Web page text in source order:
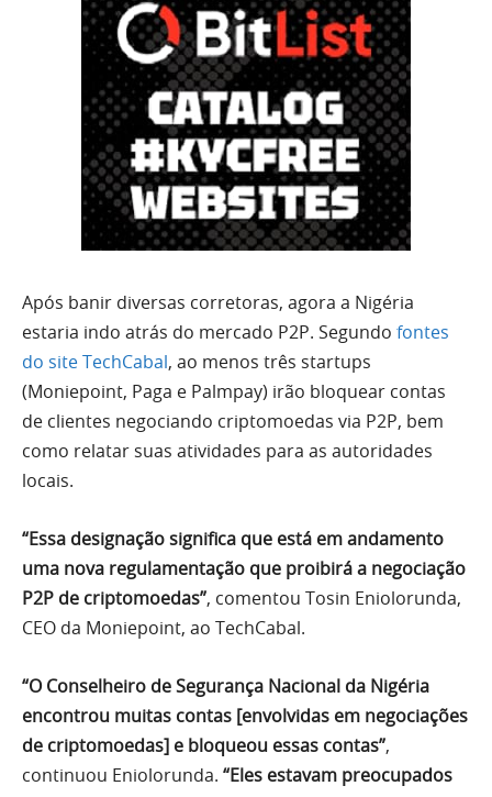
Após banir diversas corretoras, agora a Nigéria
estaria indo atrás do mercado P2P. Segundo fontes
do site TechCabal, ao menos três startups
(Moniepoint, Paga e Palmpay) irão bloquear contas
de clientes negociando criptomoedas via P2P, bem
como relatar suas atividades para as autoridades
locais.
“Essa designação significa que está em andamento
uma nova regulamentação que proibirá a negociação
P2P de criptomoedas”, comentou Tosin Eniolorunda,
CEO da Moniepoint, ao TechCabal.
“O Conselheiro de Segurança Nacional da Nigéria
encontrou muitas contas [envolvidas em negociações
de criptomoedas] e bloqueou essas contas”,
continuou Eniolorunda. “Eles estavam preocupados